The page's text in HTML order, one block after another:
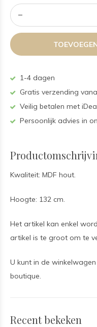
1-4 dagen
Gratis verzending
Veilig betalen met
Persoonlijk advies in
Kwaliteit: MDF hout.
Hoogte: 132 cm.
Het artikel kan enkel
artikel is te groot om te
U kunt in de
boutique.
Recent bekeken